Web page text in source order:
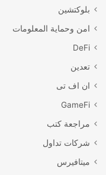
بلوكتشين
امن وحماية المعلومات
DeFi
تعدين
ان اف تی
GameFi
مراجعة كتب
شركات تداول
ميتافيرس